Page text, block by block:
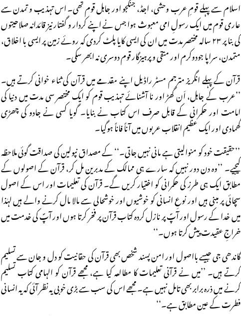
اسلام سے پہلے قومِ عرب وحشی، اجڈ، جنگجو اور جاہل قوم تھی۔ اس تہذیب و تمدن سے
عاری قوم میں ایک رسولِ امی معبوث ہوا جس نے اپنے کردار و گفتار نیز قائدانہ صلاحیتوں
کی بنا پر ۲۳ سالہ مختصر مدت میں ان کی ایسی کایا پلٹ کردی کہ روئے زمین پر ایسی با اخلاق،
متمدن، سراپا جودوکرم اور متقی و پرہیزگار قوم دوسری نہ ابھر سکی۔
قرآن کے پہلے انگریز مترجم مسٹر راڈیل اپنے مقدمے میں قرآن کی ثناء خوانی کرتے ہیں۔
’’عرب کے جاہل، اَن گھڑ اور نا آشنائے تہذیب قوم کو ایک مختصر سی مدت میں دنیا کی
امامت اور حکمرانی کے قابل صرف اس کتاب نے بنایا۔ گویا کسی نے جادو کی چھڑی
گھمادی اور ایک عظیم انقلاب عربوں میں آناً فاناً ہوگیا۔
’’حقیقت خود کو منوالیتی ہے مانی نہیں جاتی۔‘‘ کے مصداق نپولین کی صداقت گوئی ملاحظہ
کیجیے۔ ’’وہ دن دور نہیں کہ سارے ہی ممالک کے مدبرین مل کر، قرآن کے اصولوں کے
مطابق ایک ہی طرز کی حکمرانی کو اختیار کریں گے۔ قرآن کی تعلیمات اور اس کے اصول
سچائی پر مبنی ہیں اور نوعِ انسانی کو خوشیوں اور خوشحالی سے مالا مال کرنے والے ہیں لہٰذا
میں خدا کے رسول اور آپؐ پر نازل کردہ کتاب قرآن پر فخر کرتا ہوں اور آپؐ کی خدمت میں
خراجِ عقیدت پیش کرتا ہوں۔‘‘
گاندھی جی جیسے بااصول اور امن پسند شخص بھی قرآن کی حقانیت کو دل و جان سے تسلیم
کرتے ہیں۔ ’’میں نے قرآنی تعلیمات کا مطالعہ کیا ہے، مجھے قرآن کو الہامی کتاب تسلیم
کرنے میں ذرہ برابر بھی تامل نہیں ہے۔ مجھے اس کی سب سے بڑی خوبی یہ نظر آئی کہ یہ انسانی
فطرت کے عین مطابق ہے۔‘‘